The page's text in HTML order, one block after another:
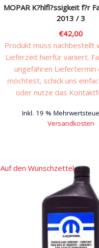
MOPAR K?hlfl?ssigkeit f?r
2013 / 3
€42,00
Produkt muss nachbestellt
Lieferzeit hierfür variiert.
ungefähren Liefertermin
möchtest, schick uns
oder nutze das
Inkl. 19 %
Versandkosten
Auf den Wunschzettel